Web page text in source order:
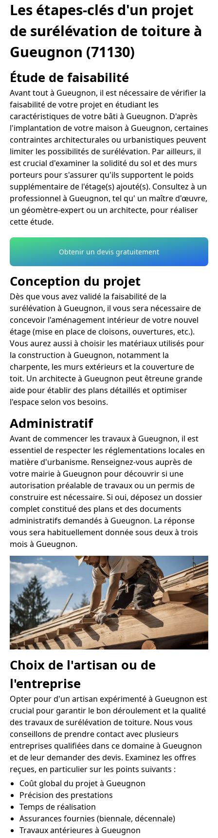
Les étapes-clés d'un projet
de surélévation de toiture à
Gueugnon (71130)
Étude de faisabilité
Avant tout à Gueugnon, il est nécessaire de vérifier la
faisabilité de votre projet en étudiant les
caractéristiques de votre bâti à Gueugnon. D'après
l'implantation de votre maison à Gueugnon, certaines
contraintes architecturales ou urbanistiques peuvent
limiter les possibilités de surélévation. Par ailleurs, il
est crucial d'examiner la solidité du sol et des murs
porteurs pour s'assurer qu'ils supportent le poids
supplémentaire de l'étage(s) ajouté(s). Consultez à un
professionnel à Gueugnon, tel qu' un maître d'œuvre,
un géomètre-expert ou un architecte, pour réaliser
cette étude.
Obtenir un devis gratuitement
Conception du projet
Dès que vous avez validé la faisabilité de la
surélévation à Gueugnon, il vous sera nécessaire de
concevoir l'aménagement intérieur de votre nouvel
étage (mise en place de cloisons, ouvertures, etc.).
Vous aurez aussi à choisir les matériaux utilisés pour
la construction à Gueugnon, notamment la
charpente, les murs extérieurs et la couverture de
toit. Un architecte à Gueugnon peut êtreune grande
aide pour établir des plans détaillés et optimiser
l'espace selon vos besoins.
Administratif
Avant de commencer les travaux à Gueugnon, il est
essentiel de respecter les réglementations locales en
matière d'urbanisme. Renseignez-vous auprès de
votre mairie à Gueugnon pour découvrir si une
autorisation préalable de travaux ou un permis de
construire est nécessaire. Si oui, déposez un dossier
complet constitué des plans et des documents
administratifs demandés à Gueugnon. La réponse
vous sera habituellement donnée sous deux à trois
mois à Gueugnon.
Choix de l'artisan ou de
l'entreprise
Opter pour d'un artisan expérimenté à Gueugnon est
crucial pour garantir le bon déroulement et la qualité
des travaux de surélévation de toiture. Nous vous
conseillons de prendre contact avec plusieurs
entreprises qualifiées dans ce domaine à Gueugnon
et de leur demander des devis. Examinez les offres
reçues, en particulier sur les points suivants :
Coût global du projet à Gueugnon
Précision des prestations
Temps de réalisation
Assurances fournies (biennale, décennale)
Travaux antérieures à Gueugnon